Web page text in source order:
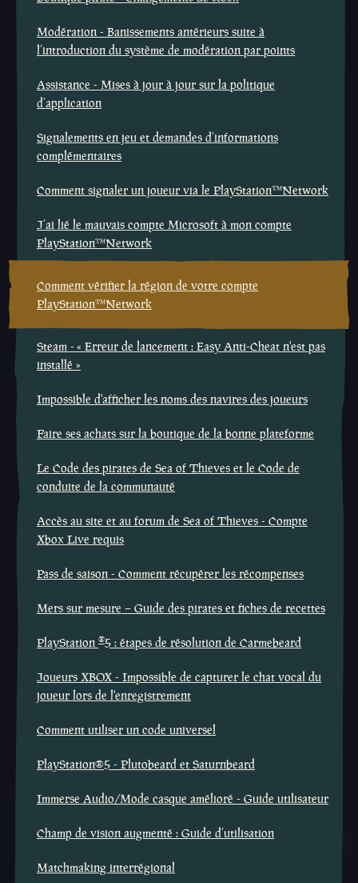
Modération - Banissements antérieurs suite à
l’introduction du système de modération par points
Assistance - Mises à jour à jour sur la politique
d’application
Signalements en jeu et demandes d’informations
complémentaires
Comment signaler un joueur via le PlayStation™Network
J’ai lié le mauvais compte Microsoft à mon compte
PlayStation™Network
Comment vérifier la région de votre compte
PlayStation™Network
Steam - « Erreur de lancement : Easy Anti-Cheat n'est pas
installé »
Impossible d'afficher les noms des navires des joueurs
Faire ses achats sur la boutique de la bonne plateforme
Le Code des pirates de Sea of Thieves et le Code de
conduite de la communauté
Accès au site et au forum de Sea of Thieves - Compte
Xbox Live requis
Pass de saison - Comment récupérer les récompenses
Mers sur mesure – Guide des pirates et fiches de recettes
PlayStation ®5 : étapes de résolution de Carmebeard
Joueurs XBOX - Impossible de capturer le chat vocal du
joueur lors de l'enregistrement
Comment utiliser un code universel
PlayStation®5 - Plutobeard et Saturnbeard
Immerse Audio/Mode casque amélioré - Guide utilisateur
Champ de vision augmenté : Guide d’utilisation
Matchmaking interrégional